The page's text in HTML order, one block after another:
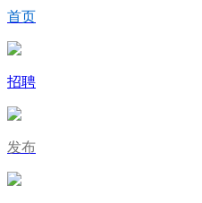
首页
招聘
发布